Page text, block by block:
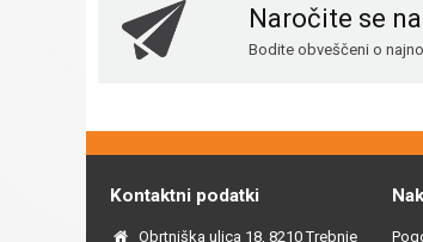
Naročite se
Bodite obveščeni o
Kontaktni podatki
Obrtniška ulica 18, 8210 Trebnje